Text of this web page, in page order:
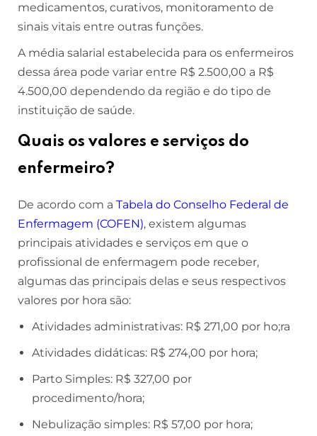
medicamentos, curativos, monitoramento de
sinais vitais entre outras funções.
A média salarial estabelecida para os enfermeiros
dessa área pode variar entre R$ 2.500,00 a R$
4.500,00 dependendo da região e do tipo de
instituição de saúde.
Quais os valores e serviços do
enfermeiro?
De acordo com a Tabela do Conselho Federal de
Enfermagem (COFEN), existem algumas
principais atividades e serviços em que o
profissional de enfermagem pode receber,
algumas das principais delas e seus respectivos
valores por hora são:
Atividades administrativas: R$ 271,00 por ho;ra
Atividades didáticas: R$ 274,00 por hora;
Parto Simples: R$ 327,00 por
procedimento/hora;
Nebulização simples: R$ 57,00 por hora;